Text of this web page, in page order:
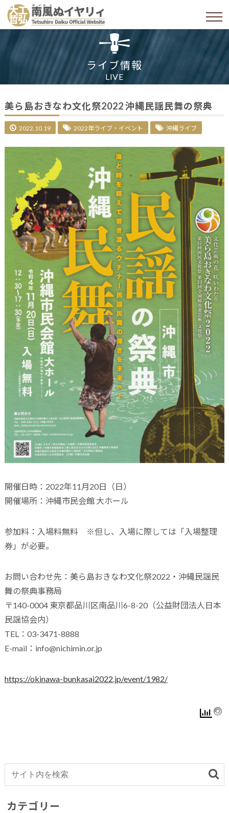
ライブ情報
LIVE
美ら島おきなわ文化祭2022 沖縄民謡民舞の祭典
2022.10.19 2022年ライブ・イベント 沖縄ライブ
開催日時：2022年11月20日（日）
開催場所：沖縄市民会館 大ホール
参加料：入場料無料 ※但し、入場に際しては「入場整理
券」が必要。
お問い合わせ先：美ら島おきなわ文化祭2022・沖縄民謡民
舞の祭典事務局
〒140-0004 東京都品川区南品川6-8-20（公益財団法人日本
民謡協会内）
TEL：03-3471-8888
E-mail：info@nichimin.or.jp
https://okinawa-bunkasai2022.jp/event/1982/
カテゴリー